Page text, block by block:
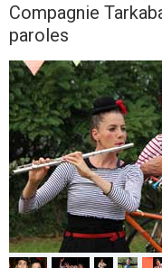
Compagnie
paroles